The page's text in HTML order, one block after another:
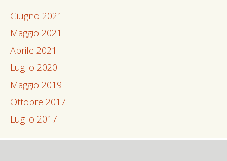
Giugno 2021
Maggio 2021
Aprile 2021
Luglio 2020
Maggio 2019
Ottobre 2017
Luglio 2017